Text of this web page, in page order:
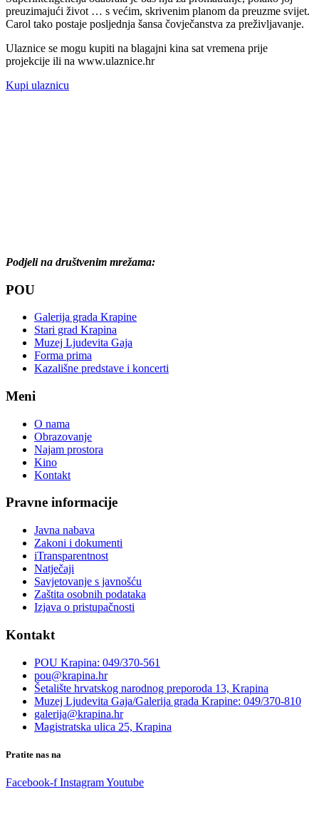
preuzimajući život … s većim, skrivenim planom da preuzme svijet.
Carol tako postaje posljednja šansa čovječanstva za preživljavanje.
Ulaznice se mogu kupiti na blagajni kina sat vremena prije
projekcije ili na www.ulaznice.hr
Kupi ulaznicu
Podjeli na društvenim mrežama:
POU
Galerija grada Krapine
Stari grad Krapina
Muzej Ljudevita Gaja
Forma prima
Kazališne predstave i koncerti
Meni
O nama
Obrazovanje
Najam prostora
Kino
Kontakt
Pravne informacije
Javna nabava
Zakoni i dokumenti
iTransparentnost
Natječaji
Savjetovanje s javnošću
Zaštita osobnih podataka
Izjava o pristupačnosti
Kontakt
POU Krapina: 049/370-561
pou@krapina.hr
Šetalište hrvatskog narodnog preporoda 13, Krapina
Muzej Ljudevita Gaja/Galerija grada Krapine: 049/370-810
galerija@krapina.hr
Magistratska ulica 25, Krapina
Pratite nas na
Facebook-f InstagramYoutube